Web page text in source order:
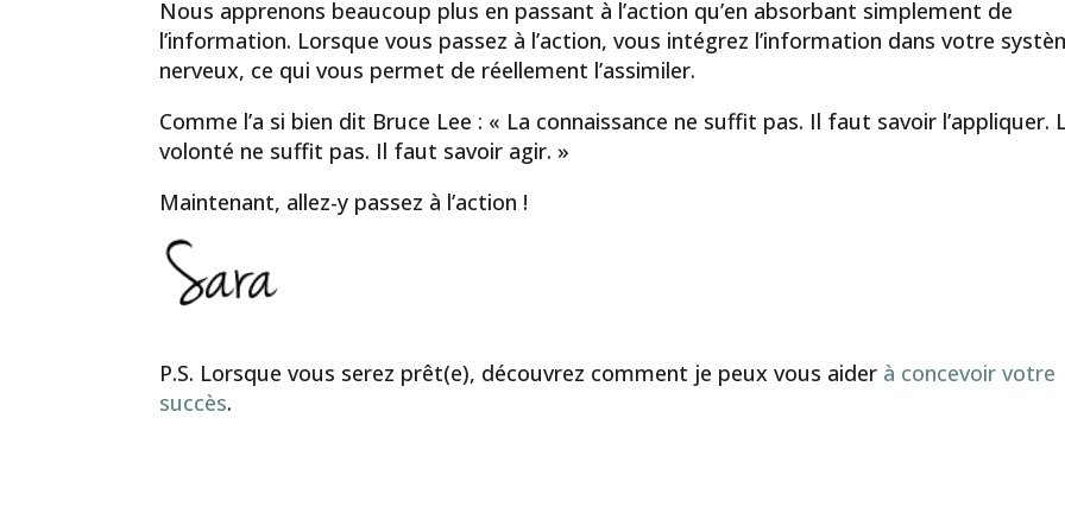
Nous apprenons beaucoup plus en passant à l’action qu’en absorbant simplement de
l’information. Lorsque vous passez à l’action, vous intégrez l’information dans votre
nerveux, ce qui vous permet de réellement l’assimiler.
Comme l’a si bien dit Bruce Lee : « La connaissance ne suffit pas. Il faut savoir l’appliquer.
volonté ne suffit pas. Il faut savoir agir. »
Maintenant, allez-y passez à l’action !
P.S. Lorsque vous serez prêt(e), découvrez comment je peux vous aider à concevoir votre
succès.